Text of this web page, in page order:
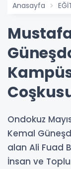
Anasayfa
Ondokuz
Kemal
alan Ali Fuad
İnsan ve